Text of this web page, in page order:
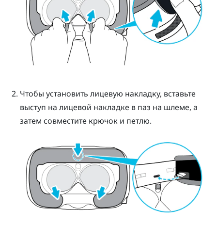
Чтобы установить лицевую накладку, вставьте
выступ на лицевой накладке в паз на шлеме, а
затем совместите крючок и петлю.